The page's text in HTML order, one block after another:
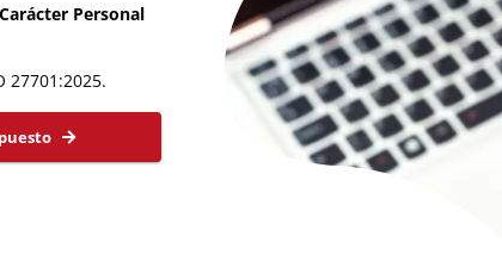
Personal
27701:2025.